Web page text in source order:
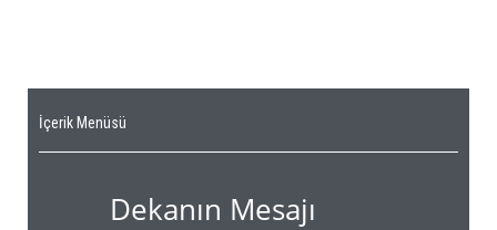
İçerik Menüsü
Dekanın Mesajı